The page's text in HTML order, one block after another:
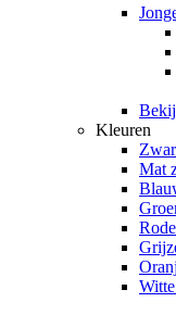
Kleuren
Mat